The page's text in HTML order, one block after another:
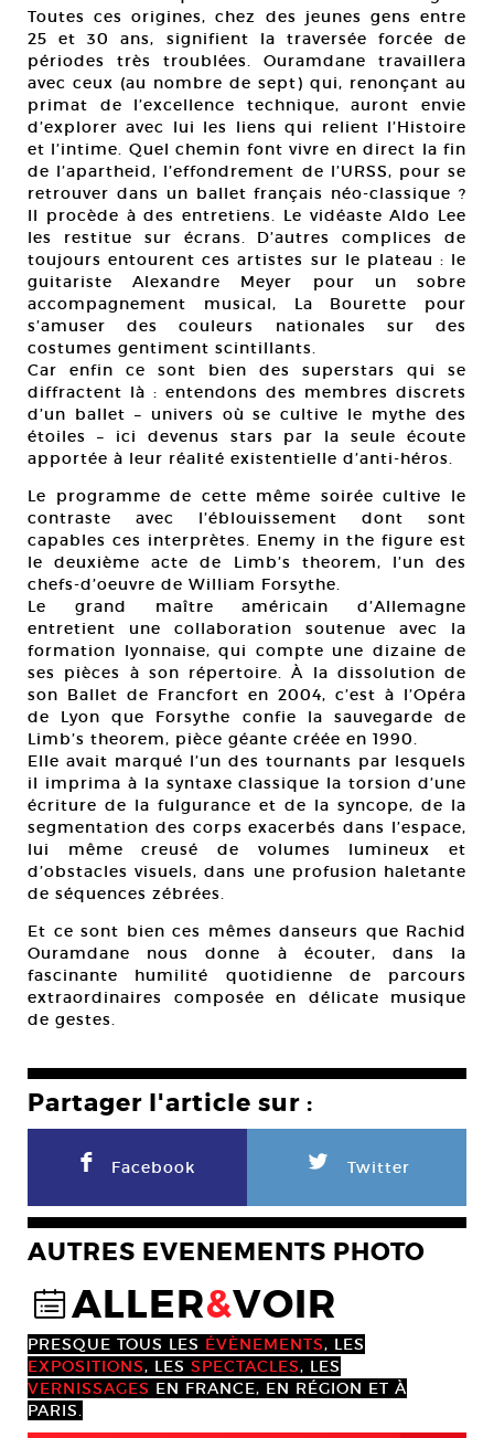
Toutes ces origines, chez des jeunes gens entre
25 et 30 ans, signifient la traversée forcée de
périodes très troublées. Ouramdane travaillera
avec ceux (au nombre de sept) qui, renonçant au
primat de l’excellence technique, auront envie
d’explorer avec lui les liens qui relient l’Histoire
et l’intime. Quel chemin font vivre en direct la fin
de l’apartheid, l’effondrement de l’URSS, pour se
retrouver dans un ballet français néo-classique ?
Il procède à des entretiens. Le vidéaste Aldo Lee
les restitue sur écrans. D’autres complices de
toujours entourent ces artistes sur le plateau : le
guitariste Alexandre Meyer pour un sobre
accompagnement musical, La Bourette pour
s’amuser des couleurs nationales sur des
costumes gentiment scintillants.
Car enfin ce sont bien des superstars qui se
diffractent là : entendons des membres discrets
d’un ballet – univers où se cultive le mythe des
étoiles – ici devenus stars par la seule écoute
apportée à leur réalité existentielle d’anti-héros.
Le programme de cette même soirée cultive le
contraste avec l’éblouissement dont sont
capables ces interprètes. Enemy in the figure est
le deuxième acte de Limb’s theorem, l’un des
chefs-d’oeuvre de William Forsythe.
Le grand maître américain d’Allemagne
entretient une collaboration soutenue avec la
formation lyonnaise, qui compte une dizaine de
ses pièces à son répertoire. À la dissolution de
son Ballet de Francfort en 2004, c’est à l’Opéra
de Lyon que Forsythe confie la sauvegarde de
Limb’s theorem, pièce géante créée en 1990.
Elle avait marqué l’un des tournants par lesquels
il imprima à la syntaxe classique la torsion d’une
écriture de la fulgurance et de la syncope, de la
segmentation des corps exacerbés dans l’espace,
lui même creusé de volumes lumineux et
d’obstacles visuels, dans une profusion haletante
de séquences zébrées.
Et ce sont bien ces mêmes danseurs que Rachid
Ouramdane nous donne à écouter, dans la
fascinante humilité quotidienne de parcours
extraordinaires composée en délicate musique
de gestes.
Partager l'article sur :
F Facebook L Twitter
AUTRES EVENEMENTS PHOTO
@ALLER&VOIR
PRESQUE TOUS LES ÉVÈNEMENTS, LES
EXPOSITIONS, LES SPECTACLES, LES
VERNISSAGES EN FRANCE, EN RÉGION ET À
PARIS.